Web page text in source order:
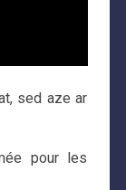
sed aze ar
pour les